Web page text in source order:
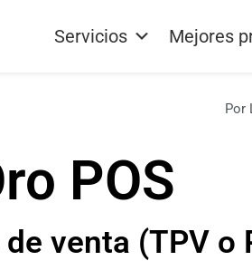
Servicios Mejores
Por
POS
venta (TPV o